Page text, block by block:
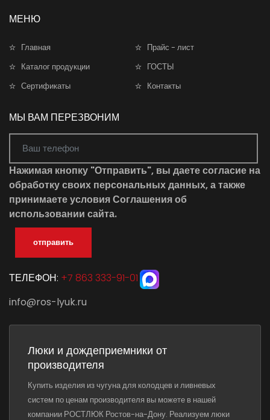
МЕНЮ
Главная
Прайс - лист
Каталог продукции
ГОСТЫ
Сертификаты
Контакты
МЫ ВАМ ПЕРЕЗВОНИМ
Нажимая кнопку "Отправить", вы даете согласие на
обработку своих персональных данных, а также
принимаете условияСоглашения об
использовании сайта.
отправить
ТЕЛЕФОН: +7 863 333-91-01
info@ros-lyuk.ru
Люки и дождеприемники от
производителя
Купить изделия из чугуна для колодцев и ливневых
систем по ценам производителя вы можете в нашей
компании РОСТЛЮК Ростов-на-Дону. Реализуем люки